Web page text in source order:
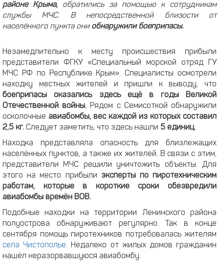
районе Крыма, обратились за помощью к сотрудникам
службы МЧС. В непосредственной близости от
населённого пункта они обнаружили боеприпасы.
Незамедлительно к месту происшествия прибыли
представители ФГКУ «Специальный морской отряд ГУ
МЧС РФ по Республике Крым». Специалисты осмотрели
находку местных жителей и пришли к выводу, что
боеприпасы оказались здесь ещё в годы Великой
Отечественной войны. Рядом с Семисоткой обнаружили
осколочные авиабомбы, вес каждой из которых составил
2,5 кг. Следует заметить, что здесь нашли 5 единиц.
Находка представляла опасность для близлежащих
населённых пунктов, а также их жителей. В связи с этим,
представители МЧС решили уничтожить объекты. Для
этого на место прибыли эксперты по пиротехническим
работам, которые в короткие сроки обезвредили
авиабомбы времён ВОВ.
Подобные находки на территории Ленинского района
полуострова обнаруживают регулярно. Так в конце
сентября помощь пиротехников потребовалась жителям
села Чистополье. Недалеко от жилых домов гражданин
нашёл неразорвавшуюся авиабомбу.